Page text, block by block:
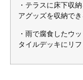
・テラスに床下収
アグッズを収納で
・雨で腐食したウ
タイルデッキにリ